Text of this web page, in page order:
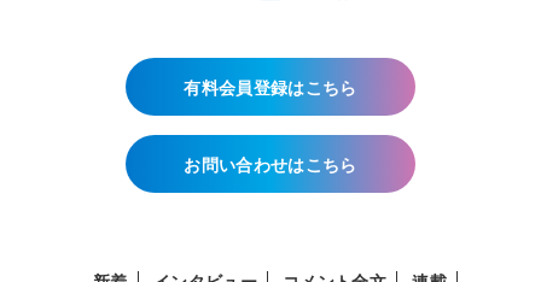
有料会員登録はこちら
お問い合わせはこちら